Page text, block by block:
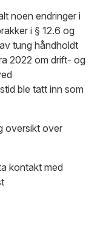
noen endringer i
i § 12.6 og
tung håndholdt
2022 om drift- og
ble tatt inn som
oversikt over
kontakt med